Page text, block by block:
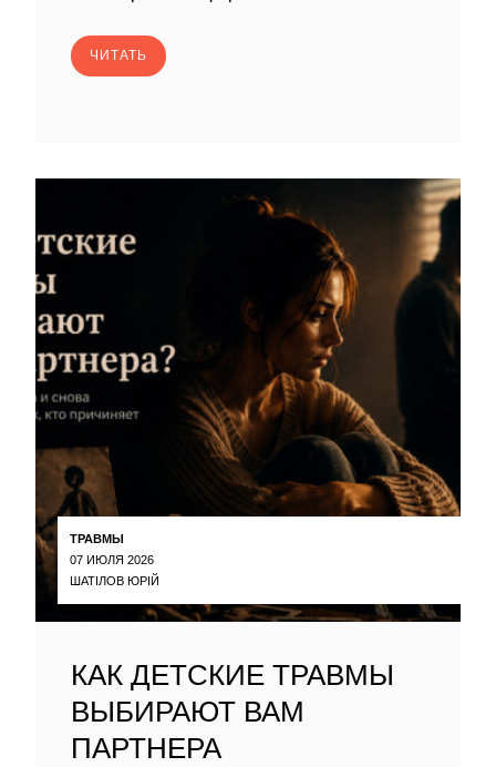
ЧИТАТЬ
ТРАВМЫ
07 ИЮЛЯ 2026
ШАТІЛОВ ЮРІЙ
КАК ДЕТСКИЕ ТРАВМЫ
ВЫБИРАЮТ ВАМ
ПАРТНЕРА